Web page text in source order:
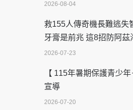
2026-08-04
救155人傳奇機長難逃失
牙膏是前兆 這8招防阿茲
2026-07-23
【 115年暑期保護青少年
宣導
2026-07-20